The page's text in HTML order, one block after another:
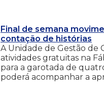
Final de semana
contação de histórias
A Unidade de Gestão de
atividades gratuitas na
para a garotada de
poderá acompanhar a